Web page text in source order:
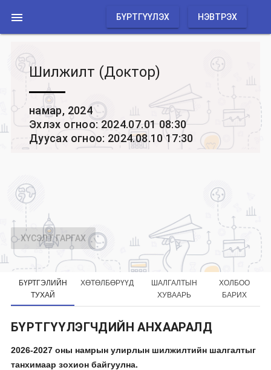
 БҮРТГҮҮЛЭХ НЭВТРЭХ
Шилжилт (Доктор)
намар, 2024
Эхлэх огноо: 2024.07.01 08:30
Дуусах огноо: 2024.08.10 17:30
ХҮСЭЛТ ГАРГАХ
БҮРТГЭЛИЙН
ТУХАЙ
ХӨТӨЛБӨРҮҮД
ШАЛГАЛТЫН
ХУВААРЬ
ХОЛБОО
БАРИХ
БҮРТГҮҮЛЭГЧДИЙН АНХААРАЛД
2026-2027 оны намрын улирлын шилжилтийн шалгалтыг
танхимаар зохион байгуулна.